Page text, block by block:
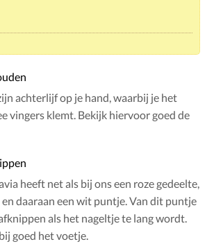
achterlijf op je hand, waarbij je het
vingers klemt. Bekijk hiervoor goed de
heeft net als bij ons een roze gedeelte,
daaraan een wit puntje. Van dit puntje
als het nageltje te lang wordt.
goed het voetje.